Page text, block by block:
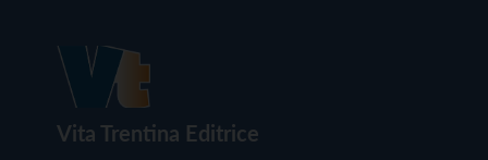
Vita Trentina Editrice